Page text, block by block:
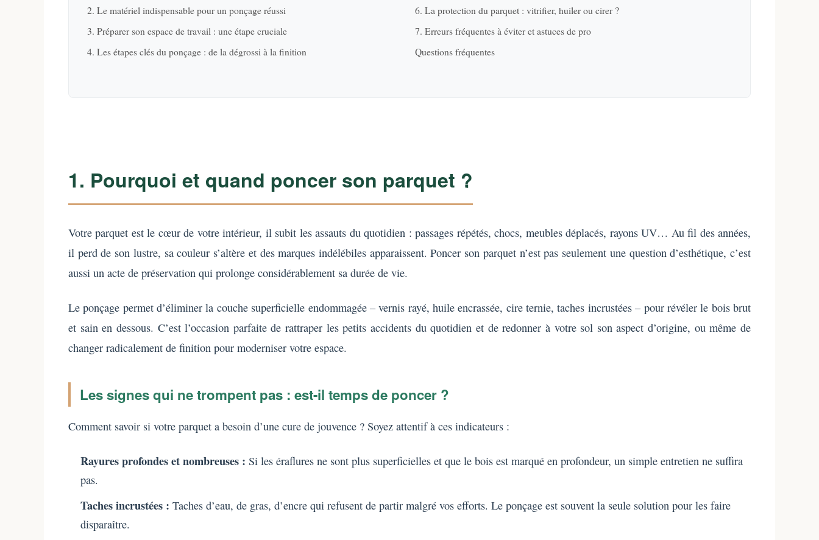
2. Le matériel indispensable pour un ponçage réussi
3. Préparer son espace de travail : une étape cruciale
4. Les étapes clés du ponçage : de la dégrossi à la finition
6. La protection du parquet : vitrifier, huiler ou cirer ?
7. Erreurs fréquentes à éviter et astuces de pro
Questions fréquentes
1. Pourquoi et quand poncer son parquet ?
Votre parquet est le cœur de votre intérieur, il subit les assauts du quotidien : passages répétés, chocs, meubles déplacés, rayons UV… Au fil des années,
il perd de son lustre, sa couleur s’altère et des marques indélébiles apparaissent. Poncer son parquet n’est pas seulement une question d’esthétique, c’est
aussi un acte de préservation qui prolonge considérablement sa durée de vie.
Le ponçage permet d’éliminer la couche superficielle endommagée – vernis rayé, huile encrassée, cire ternie, taches incrustées – pour révéler le bois brut
et sain en dessous. C’est l’occasion parfaite de rattraper les petits accidents du quotidien et de redonner à votre sol son aspect d’origine, ou même de
changer radicalement de finition pour moderniser votre espace.
Les signes qui ne trompent pas : est-il temps de poncer ?
Comment savoir si votre parquet a besoin d’une cure de jouvence ? Soyez attentif à ces indicateurs :
Rayures profondes et nombreuses : Si les éraflures ne sont plus superficielles et que le bois est marqué en profondeur, un simple entretien ne suffira
pas.
Taches incrustées : Taches d’eau, de gras, d’encre qui refusent de partir malgré vos efforts. Le ponçage est souvent la seule solution pour les faire
disparaître.